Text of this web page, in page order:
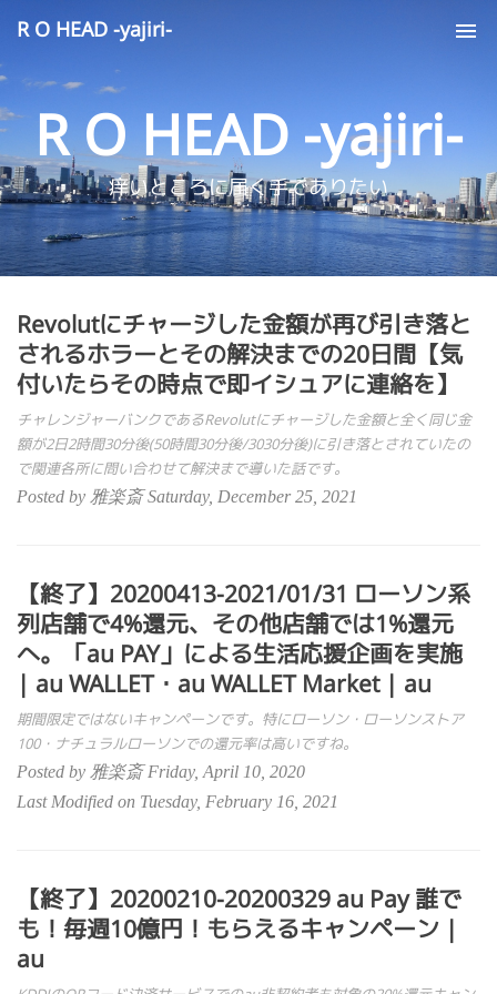
R O HEAD -yajiri-
R O HEAD -yajiri-
痒いところに届く手でありたい
Revolutにチャージした金額が再び引き落と
されるホラーとその解決までの20日間【気
付いたらその時点で即イシュアに連絡を】
チャレンジャーバンクであるRevolutにチャージした金額と全く同じ金
額が2日2時間30分後(50時間30分後/3030分後)に引き落とされていたの
で関連各所に問い合わせて解決まで導いた話です。
Posted by 雅楽斎 Saturday, December 25, 2021
【終了】20200413-2021/01/31 ローソン系
列店舗で4%還元、その他店舗では1%還元
へ。「au PAY」による生活応援企画を実施
| au WALLET・au WALLET Market | au
期間限定ではないキャンペーンです。特にローソン・ローソンストア
100・ナチュラルローソンでの還元率は高いですね。
Posted by 雅楽斎 Friday, April 10, 2020
Last Modified on Tuesday, February 16, 2021
【終了】20200210-20200329 au Pay 誰で
も！毎週10億円！もらえるキャンペーン |
au